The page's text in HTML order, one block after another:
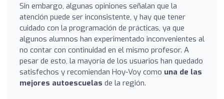
Sin embargo, algunas opiniones señalan que la
atención puede ser inconsistente, y hay que tener
cuidado con la programación de prácticas, ya que
algunos alumnos han experimentado inconvenientes al
no contar con continuidad en el mismo profesor. A
pesar de esto, la mayoría de los usuarios han quedado
satisfechos y recomiendan Hoy-Voy como una de las
mejores autoescuelas de la región.